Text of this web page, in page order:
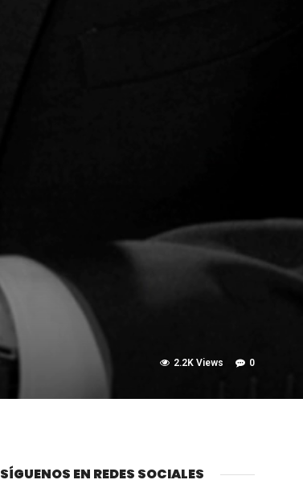
0
2.2K Views
SÍGUENOS EN REDES SOCIALES